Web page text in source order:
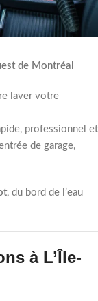
de Montréal
laver votre
professionnel et
de garage,
, du bord de l’eau
à L’Île-